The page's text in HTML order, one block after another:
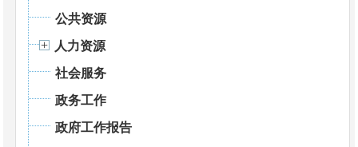
公共资源
人力资源
社会服务
政务工作
政府工作报告